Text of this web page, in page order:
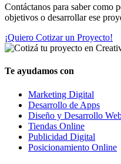
Contáctanos para saber como
objetivos o desarrollar ese
¡Quiero Cotizar un Proyecto!
Te ayudamos con
Marketing Digital
Desarrollo de Apps
Diseño y Desarrollo
Tiendas Online
Publicidad Digital
Posicionamiento Online